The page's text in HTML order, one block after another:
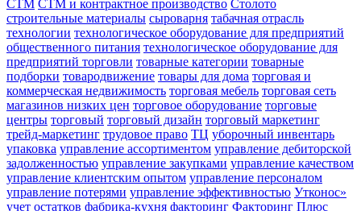
СТМ СТМ и контрактное производство Столото
строительные материалы сыроварня табачная отрасль
технологии технологическое оборудование для предприятий
общественного питания технологическое оборудование для
предприятий торговли товарные категории товарные
подборки товародвижение товары для дома торговая и
коммерческая недвижимость торговая мебель торговая сеть
магазинов низких цен торговое оборудование торговые
центры торговый торговый дизайн торговый маркетинг
трейд-маркетинг трудовое право ТЦ уборочный инвентарь
упаковка управление ассортиментом управление дебиторской
задолженностью управление закупками управление качеством
управление клиентским опытом управление персоналом
управление потерями управление эффективностью Утконос»
учет остатков фабрика-кухня факторинг Факторинг Плюс